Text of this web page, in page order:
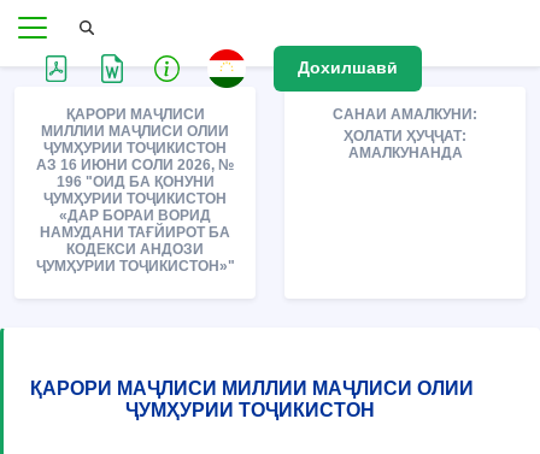
Дохилшавӣ
ҚАРОРИ МАҶЛИСИ
МИЛЛИИ МАҶЛИСИ ОЛИИ
ҶУМҲУРИИ ТОҶИКИСТОН
АЗ 16 ИЮНИ СОЛИ 2026, №
196 "ОИД БА ҚОНУНИ
ҶУМҲУРИИ ТОҶИКИСТОН
«ДАР БОРАИ ВОРИД
НАМУДАНИ ТАҒЙИРОТ БА
КОДЕКСИ АНДОЗИ
ҶУМҲУРИИ ТОҶИКИСТОН»"
САНАИ АМАЛКУНИ:
ҲОЛАТИ ҲУҶҶАТ:
АМАЛКУНАНДА
ҚАРОРИ МАҶЛИСИ МИЛЛИИ МАҶЛИСИ ОЛИИ
ҶУМҲУРИИ ТОҶИКИСТОН